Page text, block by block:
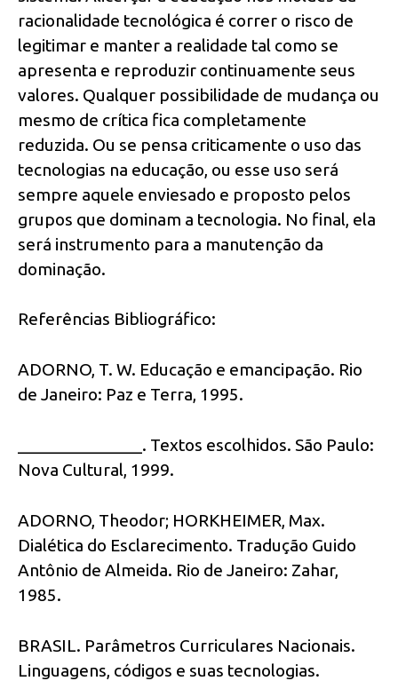
racionalidade tecnológica é correr o risco de
legitimar e manter a realidade tal como se
apresenta e reproduzir continuamente seus
valores. Qualquer possibilidade de mudança ou
mesmo de crítica fica completamente
reduzida. Ou se pensa criticamente o uso das
tecnologias na educação, ou esse uso será
sempre aquele enviesado e proposto pelos
grupos que dominam a tecnologia. No final, ela
será instrumento para a manutenção da
dominação.
Referências Bibliográfico:
ADORNO, T. W. Educação e emancipação. Rio
de Janeiro: Paz e Terra, 1995.
______________. Textos escolhidos. São Paulo:
Nova Cultural, 1999.
ADORNO, Theodor; HORKHEIMER, Max.
Dialética do Esclarecimento. Tradução Guido
Antônio de Almeida. Rio de Janeiro: Zahar,
1985.
BRASIL. Parâmetros Curriculares Nacionais.
Linguagens, códigos e suas tecnologias.